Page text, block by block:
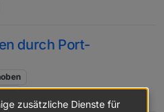
durch Port-
zusätzliche Dienste für